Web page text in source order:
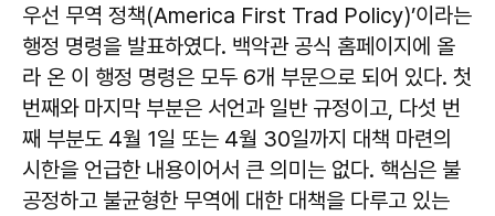
우선 무역 정책(America First Trad Policy)’이라는
행정 명령을 발표하였다. 백악관 공식 홈페이지에 올
라 온 이 행정 명령은 모두 6개 부문으로 되어 있다. 첫
번째와 마지막 부분은 서언과 일반 규정이고, 다섯 번
째 부분도 4월 1일 또는 4월 30일까지 대책 마련의
시한을 언급한 내용이어서 큰 의미는 없다. 핵심은 불
공정하고 불균형한 무역에 대한 대책을 다루고 있는